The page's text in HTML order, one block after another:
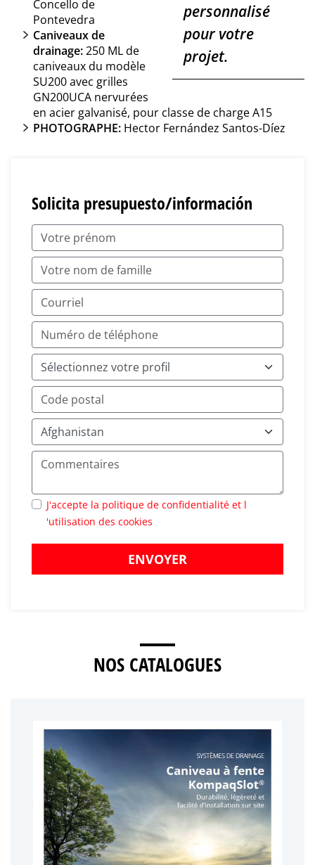
personnalisé
pour votre
projet.
Concello de
Pontevedra
Caniveaux de
drainage:250 ML de
caniveaux du modèle
SU200 avec grilles
GN200UCA nervurées
en acier galvanisé, pour classe de charge A15
PHOTOGRAPHE: Hector Fernández Santos-Díez
Solicita presupuesto/información
J'accepte la politique de confidentialité et l
'utilisation des cookies
ENVOYER
NOS CATALOGUES